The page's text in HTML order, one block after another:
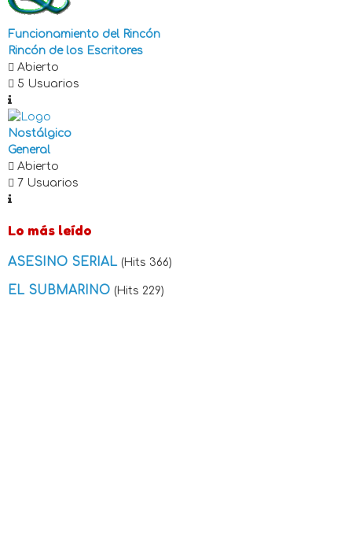
Funcionamiento del Rincón
Rincón de los Escritores
Abierto
5 Usuarios
Nostálgico
General
Abierto
7 Usuarios
Lo más leído
ASESINO SERIAL (Hits 366)
EL SUBMARINO (Hits 229)